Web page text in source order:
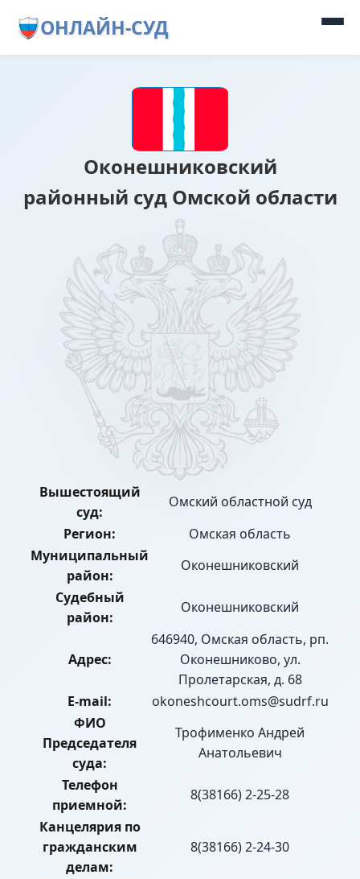
ОНЛАЙН-СУД
Оконешниковский
районный суд Омской области
Вышестоящий
суд:
Омский областной суд
Регион:
Омская область
Муниципальный
район:
Оконешниковский
Судебный
район:
Оконешниковский
Адрес:
646940, Омская область, рп.
Оконешниково, ул.
Пролетарская, д. 68
E-mail:
okoneshcourt.oms@sudrf.ru
ФИО
Председателя
суда:
Трофименко Андрей
Анатольевич
Телефон
приемной:
8(38166) 2-25-28
Канцелярия по
гражданским
делам:
8(38166) 2-24-30